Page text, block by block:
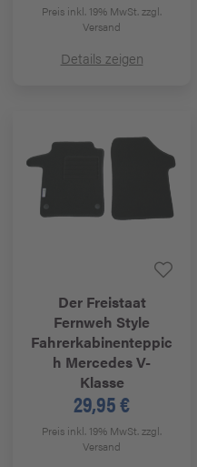
Preis inkl. 19% MwSt.zzgl.
Versand
Details zeigen
Der Freistaat
Fernweh Style
Fahrerkabinenteppic
h Mercedes V-
Klasse
29,95 €
Preis inkl. 19% MwSt.zzgl.
Versand